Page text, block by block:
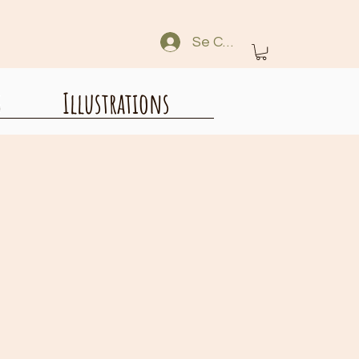
Se Connecter
Illustrations